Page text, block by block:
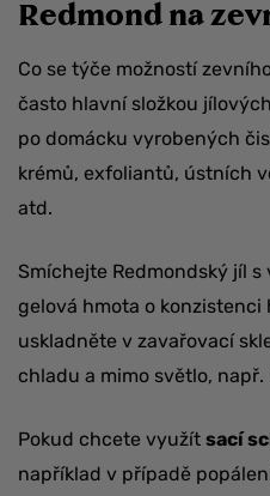
Redmond na
Co se týče možností
často hlavní složkou
po domácku vyrobených
krémů, exfoliantů, ústních
atd.
Smíchejte Redmondský jíl
gelová hmota o
uskladněte v zavařovací
chladu a mimo světlo, např.
Pokud chcete využít sací
například v případě